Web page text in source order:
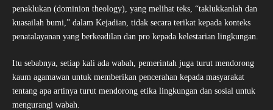
penaklukan (dominion theology), yang melihat teks, “taklukkanlah dan
kuasailah bumi,” dalam Kejadian, tidak secara terikat kepada konteks
penatalayanan yang berkeadilan dan pro kepada kelestarian lingkungan.
Itu sebabnya, setiap kali ada wabah, pemerintah juga turut mendorong
kaum agamawan untuk memberikan pencerahan kepada masyarakat
tentang apa artinya turut mendorong etika lingkungan dan sosial untuk
mengurangi wabah.